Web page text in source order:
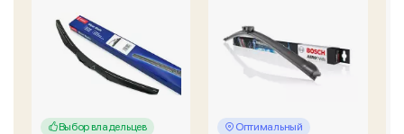
Выбор владельцев Оптимальный